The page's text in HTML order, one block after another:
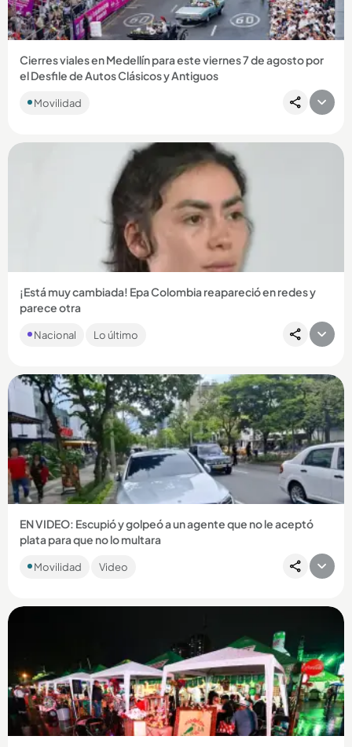
Cierres viales en Medellín para este viernes 7 de agosto por
el Desfile de Autos Clásicos y Antiguos
Movilidad
Compartir Noticia
¡Está muy cambiada! Epa Colombia reapareció en redes y
parece otra
Tras varios rumores sobre su estado de salud, se conoció una
fato actual de la influenciadora, quien aprovechó para
Nacional Lo último
Compartir Noticia
EN VIDEO: Escupió y golpeó a un agente que no le aceptó
plata para que no lo multara
multado por mal parqueo en la avenida 33. ...
Movilidad Video
Compartir Noticia